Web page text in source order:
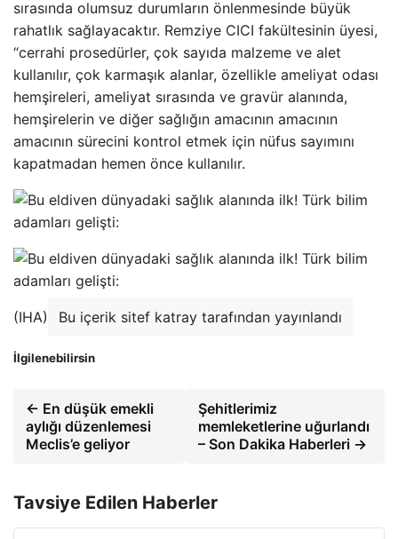
sırasında olumsuz durumların önlenmesinde büyük
rahatlık sağlayacaktır. Remziye CICI fakültesinin üyesi,
“cerrahi prosedürler, çok sayıda malzeme ve alet
kullanılır, çok karmaşık alanlar, özellikle ameliyat odası
hemşireleri, ameliyat sırasında ve gravür alanında,
hemşirelerin ve diğer sağlığın amacının amacının
amacının sürecini kontrol etmek için nüfus sayımını
kapatmadan hemen önce kullanılır.
(IHA) Bu içerik sitef katray tarafından yayınlandı
İlgilenebilirsin
← En düşük emekli
aylığı düzenlemesi
Meclis’e geliyor
Şehitlerimiz
memleketlerine uğurlandı
– Son Dakika Haberleri →
Tavsiye Edilen Haberler